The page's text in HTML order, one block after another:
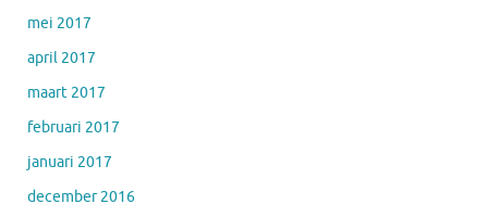
mei 2017
april 2017
maart 2017
februari 2017
januari 2017
december 2016